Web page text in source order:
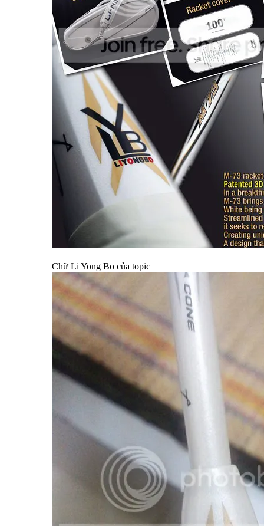
Chữ Li Yong Bo của topic